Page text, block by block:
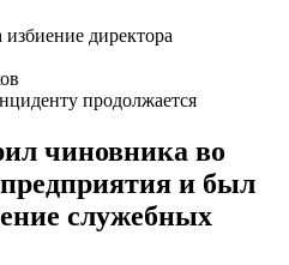
продолжается
чиновника во
и был
служебных